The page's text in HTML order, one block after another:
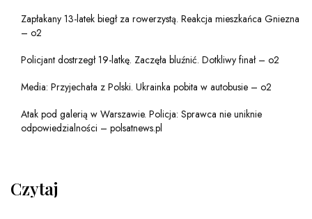
Zapłakany 13-latek biegł za rowerzystą. Reakcja mieszkańca Gniezna
– o2
Policjant dostrzegł 19-latkę. Zaczęła bluźnić. Dotkliwy finał – o2
Media: Przyjechała z Polski. Ukrainka pobita w autobusie – o2
Atak pod galerią w Warszawie. Policja: Sprawca nie uniknie
odpowiedzialności – polsatnews.pl
Czytaj